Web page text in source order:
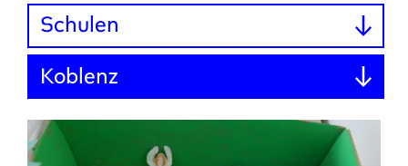
Schulen
Koblenz